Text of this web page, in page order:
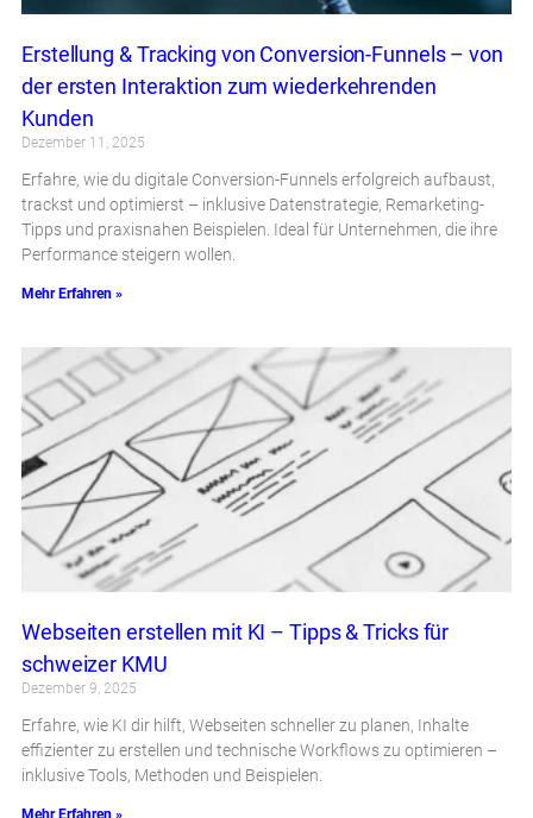
Erstellung & Tracking von Conversion-Funnels – von
der ersten Interaktion zum wiederkehrenden
Kunden
Dezember 11, 2025
Erfahre, wie du digitale Conversion-Funnels erfolgreich aufbaust,
trackst und optimierst – inklusive Datenstrategie, Remarketing-
Tipps und praxisnahen Beispielen. Ideal für Unternehmen, die ihre
Performance steigern wollen.
Mehr Erfahren »
Webseiten erstellen mit KI – Tipps & Tricks für
schweizer KMU
Dezember 9, 2025
Erfahre, wie KI dir hilft, Webseiten schneller zu planen, Inhalte
effizienter zu erstellen und technische Workflows zu optimieren –
inklusive Tools, Methoden und Beispielen.